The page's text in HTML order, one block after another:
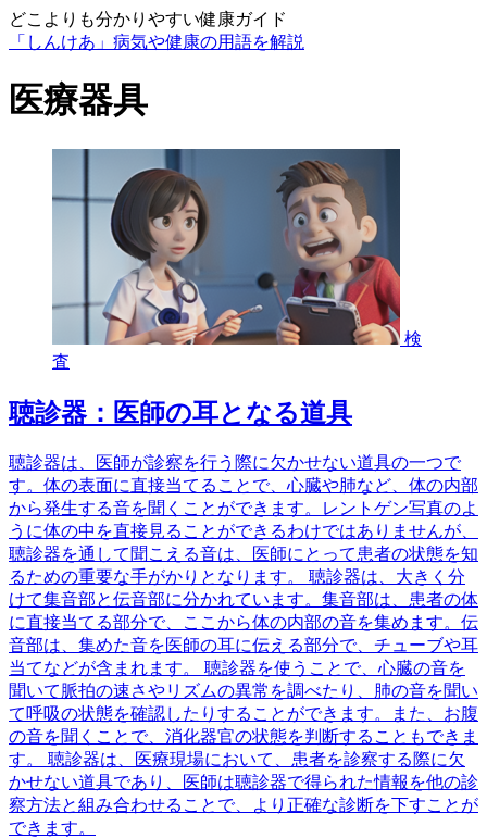
どこよりも分かりやすい健康ガイド
「しんけあ」病気や健康の用語を解説
医療器具
検
査
聴診器：医師の耳となる道具
聴診器は、医師が診察を行う際に欠かせない道具の一つで
す。体の表面に直接当てることで、心臓や肺など、体の内部
から発生する音を聞くことができます。レントゲン写真のよ
うに体の中を直接見ることができるわけではありませんが、
聴診器を通して聞こえる音は、医師にとって患者の状態を知
るための重要な手がかりとなります。 聴診器は、大きく分
けて集音部と伝音部に分かれています。集音部は、患者の体
に直接当てる部分で、ここから体の内部の音を集めます。伝
音部は、集めた音を医師の耳に伝える部分で、チューブや耳
当てなどが含まれます。 聴診器を使うことで、心臓の音を
聞いて脈拍の速さやリズムの異常を調べたり、肺の音を聞い
て呼吸の状態を確認したりすることができます。また、お腹
の音を聞くことで、消化器官の状態を判断することもできま
す。 聴診器は、医療現場において、患者を診察する際に欠
かせない道具であり、医師は聴診器で得られた情報を他の診
察方法と組み合わせることで、より正確な診断を下すことが
できます。